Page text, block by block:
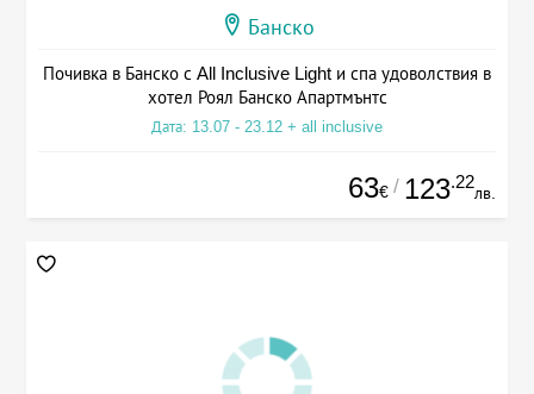
Банско
Почивка в Банско с All Inclusive Light и спа удоволствия в
хотел Роял Банско Апартмънтс
Дата: 13.07 - 23.12 + all inclusive
63€ / 123.22
лв.